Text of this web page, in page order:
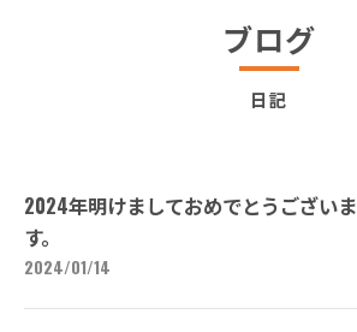
ブログ
日記
2024年明けましておめでとうございま
す。
2024/01/14